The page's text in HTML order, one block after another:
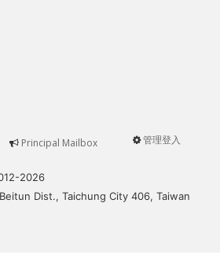
User
管理登入
Principal Mailbox
2026
Dist., Taichung City 406, Taiwan